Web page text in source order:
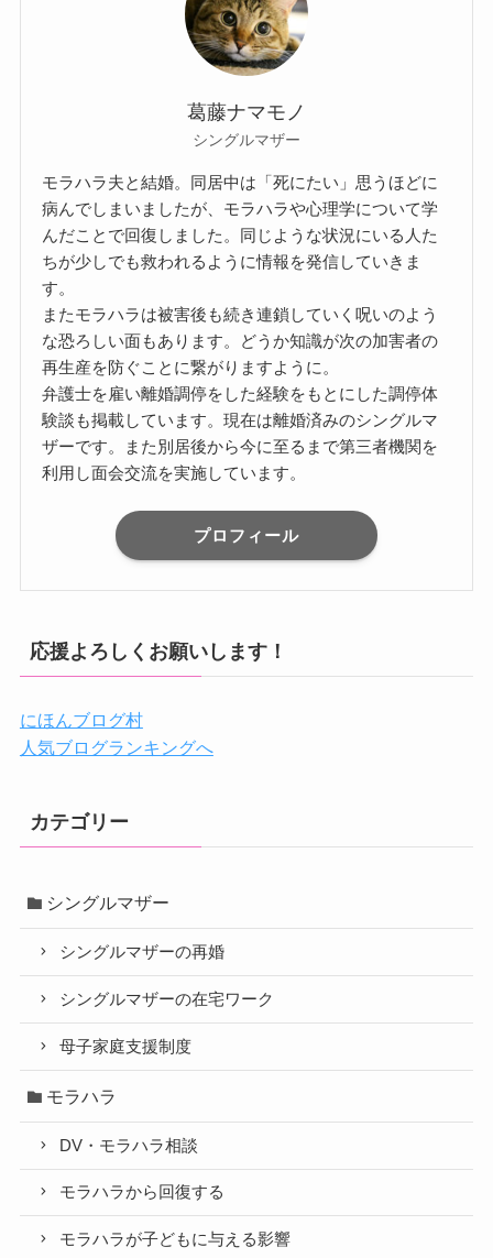
葛藤ナマモノ
シングルマザー
モラハラ夫と結婚。同居中は「死にたい」思うほどに
病んでしまいましたが、モラハラや心理学について学
んだことで回復しました。同じような状況にいる人た
ちが少しでも救われるように情報を発信していきま
す。
またモラハラは被害後も続き連鎖していく呪いのよう
な恐ろしい面もあります。どうか知識が次の加害者の
再生産を防ぐことに繋がりますように。
弁護士を雇い離婚調停をした経験をもとにした調停体
験談も掲載しています。現在は離婚済みのシングルマ
ザーです。また別居後から今に至るまで第三者機関を
利用し面会交流を実施しています。
プロフィール
応援よろしくお願いします！
にほんブログ村
人気ブログランキングへ
カテゴリー
シングルマザー
シングルマザーの再婚
シングルマザーの在宅ワーク
母子家庭支援制度
モラハラ
DV・モラハラ相談
モラハラから回復する
モラハラが子どもに与える影響